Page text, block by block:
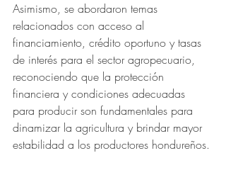
Asimismo, se abordaron temas
relacionados con acceso al
financiamiento, crédito oportuno y tasas
de interés para el sector agropecuario,
reconociendo que la protección
financiera y condiciones adecuadas
para producir son fundamentales para
dinamizar la agricultura y brindar mayor
estabilidad a los productores hondureños.